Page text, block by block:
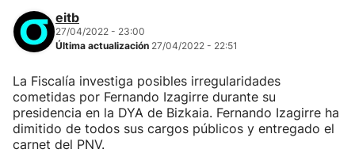
eitb
27/04/2022 - 23:00
Última actualización 27/04/2022 - 22:51
La Fiscalía investiga posibles irregularidades
cometidas por Fernando Izagirre durante su
presidencia en la DYA de Bizkaia. Fernando Izagirre ha
dimitido de todos sus cargos públicos y entregado el
carnet del PNV.